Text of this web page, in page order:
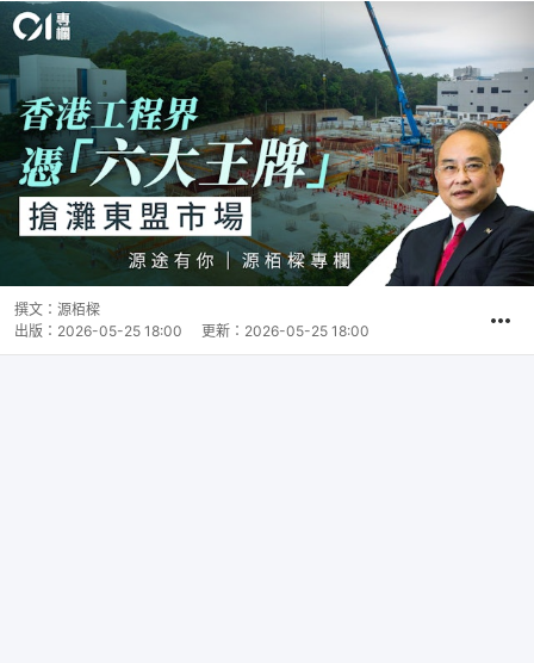
撰文： 源栢樑
出版： 2026-05-25 18:00 更新： 2026-05-25 18:00